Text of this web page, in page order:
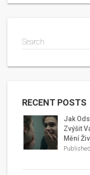
Search
RECENT POSTS
Jak
Zvýšit
Mění